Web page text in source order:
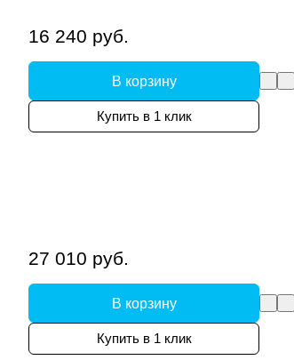
16 240 руб.
В корзину
Купить в 1 клик
27 010 руб.
В корзину
Купить в 1 клик